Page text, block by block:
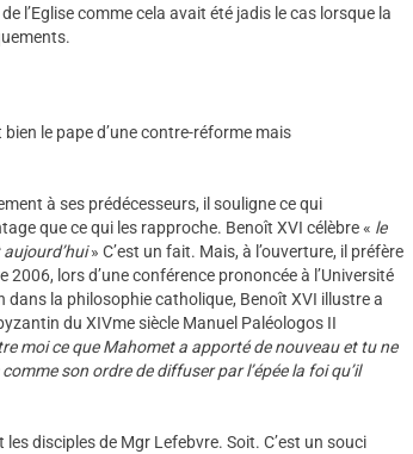
l’Eglise comme cela avait été jadis le cas lorsque la
le pape d’une contre-réforme mais
à ses prédécesseurs, il souligne ce qui
que ce qui les rapproche. Benoît XVI célèbre « le
» C’est un fait. Mais, à l’ouverture, il préfère
lors d’une conférence prononcée à l’Université
la philosophie catholique, Benoît XVI illustre a
du XIVme siècle Manuel Paléologos II
moi ce que Mahomet a apporté de nouveau et tu ne
son ordre de diffuser par l’épée la foi qu’il
disciples de Mgr Lefebvre. Soit. C’est un souci